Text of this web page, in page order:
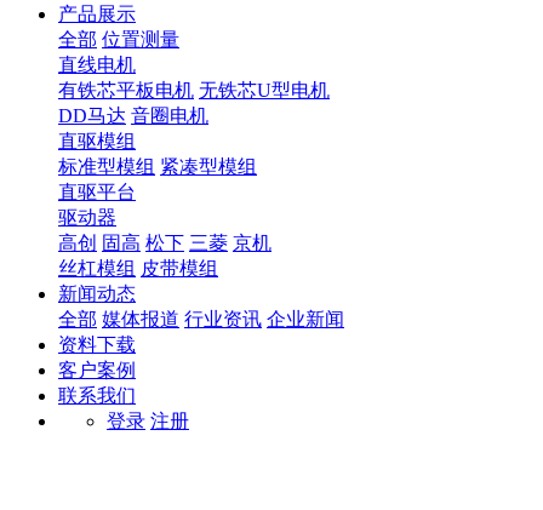
产品展示
全部 位置测量
直线电机
有铁芯平板电机 无铁芯U型电机
DD马达 音圈电机
直驱模组
标准型模组 紧凑型模组
直驱平台
驱动器
高创 固高 松下 三菱 京机
丝杠模组 皮带模组
新闻动态
全部 媒体报道 行业资讯 企业新闻
资料下载
客户案例
联系我们
登录 注册